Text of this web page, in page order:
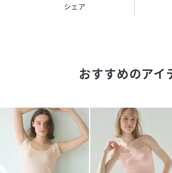
だ、３層構造の汗取りパッド付き。汗
・後ろ側のネックラインはやや高めで
キャッチ。
・ブランドネームや品質表示を左裾内
の縫い付けがないため肌ざわりがスムー
シェア
おすすめのアイ